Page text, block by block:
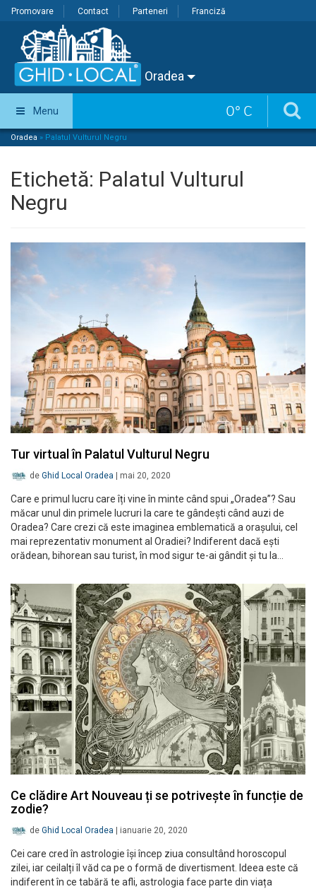
Promovare Contact Parteneri Franciză
Oradea
0° C
Menu
Oradea » Palatul Vulturul Negru
Etichetă: Palatul Vulturul
Negru
Tur virtual în Palatul Vulturul Negru
de Ghid Local Oradea mai 20, 2020
Care e primul lucru care îți vine în minte când spui „Oradea”? Sau
măcar unul din primele lucruri la care te gândești când auzi de
Oradea? Care crezi că este imaginea emblematică a orașului, cel
mai reprezentativ monument al Oradiei? Indiferent dacă ești
orădean, bihorean sau turist, în mod sigur te-ai gândit și tu la…
Ce clădire Art Nouveau ți se potrivește în funcție de
zodie?
de Ghid Local Oradea ianuarie 20, 2020
Cei care cred în astrologie își încep ziua consultând horoscopul
zilei, iar ceilalți îl văd ca pe o formă de divertisment. Ideea este că
indiferent în ce tabără te afli, astrologia face parte din viața